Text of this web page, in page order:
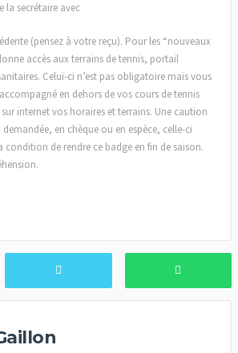
la secrétaire avec
(pensez à votre reçu). Pour les “nouveaux
accès aux terrains de tennis, portail
Celui-ci n’est pas obligatoire mais vous
en dehors de vos cours de tennis
internet vos horaires et terrains. Une caution
en chèque ou en espèce, celle-ci
condition de rendre ce badge en fin de saison.